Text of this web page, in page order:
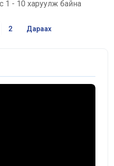
1 - 10 харуулж байна
2 Дараах